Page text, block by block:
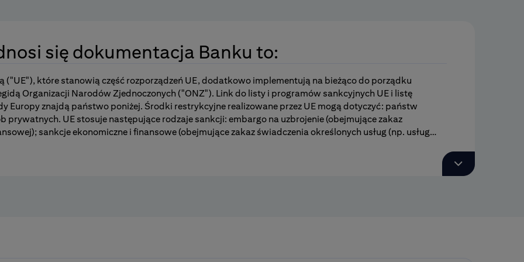
się dokumentacja Banku to:
("UE"), które stanowią część rozporządzeń UE, dodatkowo implementują na bieżąco do porządku
Organizacji Narodów Zjednoczonych ("ONZ"). Link do listy i programów sankcyjnych UE i listę
Europy znajdą państwo poniżej. Środki restrykcyjne realizowane przez UE mogą dotyczyć: państw
UE stosuje następujące rodzaje sankcji: embargo na uzbrojenie (obejmujące zakaz
sankcje ekonomiczne i finansowe (obejmujące zakaz świadczenia określonych usług (np. usług